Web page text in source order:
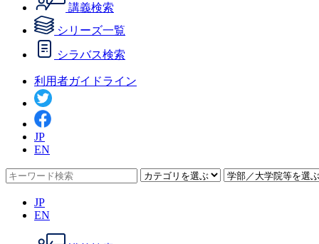
講義検索
シリーズ一覧
シラバス検索
利用者ガイドライン
JP
EN
JP
EN